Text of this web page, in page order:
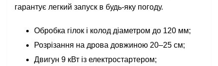
гарантує легкий запуск в будь-яку погоду.
Обробка гілок і колод діаметром до 120 мм;
Розрізання на дрова довжиною 20–25 см;
Двигун 9 кВт із електростартером;